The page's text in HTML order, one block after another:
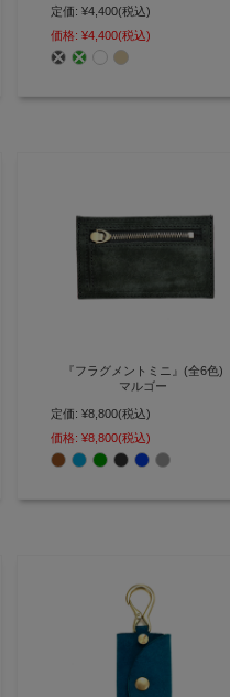
小さいバッグにも丁度いい、シン
プルな二重構造小銭入れ
【AGILITY affa(アジリティ アッ
ファ)】(0890)[M便 3/3]
定価: ¥4,400(税込)
価格: ¥4,400(税込)
『フラグメントミニ』(全6色)
マルゴー
フラグメントケースをコンパクト
化 現代人の為のミニ財布
【AGILITY affa(アジリティ アッ
ファ)】(0364)
定価: ¥8,800(税込)
価格: ¥8,800(税込)